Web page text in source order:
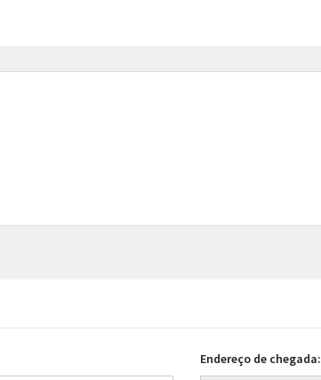
Endereço de chegada: